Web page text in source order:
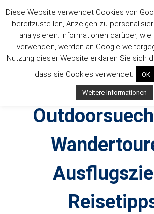
Inhalt
springen
Diese Website verwendet Cookies von
bereitzustellen, Anzeigen zu
analysieren. Informationen darüber,
verwenden, werden an Google
Nutzung dieser Website erklären Sie sich
dass sie Cookies verwendet.
OK
Weitere Informationen